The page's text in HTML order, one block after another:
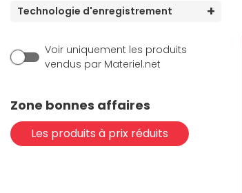
Technologie d'enregistrement
Voir uniquement les produits
vendus par Materiel.net
Zone bonnes affaires
Les produits à prix réduits